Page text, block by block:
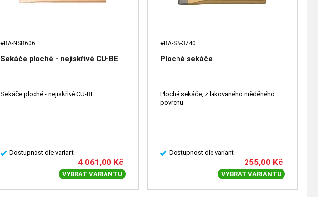
#BA-NSB606
Sekáče ploché - nejiskřivé CU-BE
Sekáče ploché - nejiskřivé CU-BE
Dostupnost dle variant
4 061,00 Kč
VYBRAT VARIANTU
#BA-SB-3740
Ploché sekáče
Ploché sekáče, z lakovaného měděného
povrchu
Dostupnost dle variant
255,00 Kč
VYBRAT VARIANTU